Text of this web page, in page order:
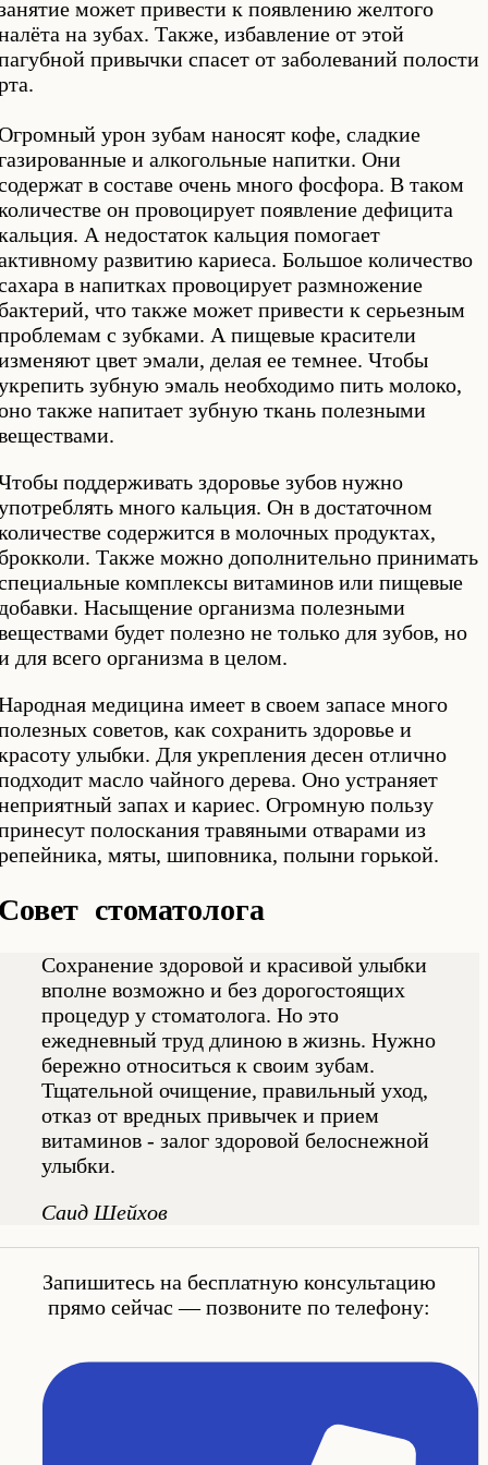
может привести к появлению желтого
на зубах. Также, избавление от этой
привычки спасет от заболеваний полости
урон зубам наносят кофе, сладкие
и алкогольные напитки. Они
в составе очень много фосфора. В таком
он провоцирует появление дефицита
А недостаток кальция помогает
развитию кариеса. Большое количество
в напитках провоцирует размножение
что также может привести к серьезным
с зубками. А пищевые красители
цвет эмали, делая ее темнее. Чтобы
зубную эмаль необходимо пить молоко,
также напитает зубную ткань полезными
поддерживать здоровье зубов нужно
много кальция. Он в достаточном
содержится в молочных продуктах,
Также можно дополнительно принимать
комплексы витаминов или пищевые
Насыщение организма полезными
будет полезно не только для зубов, но
для всего организма в целом.
медицина имеет в своем запасе много
советов, как сохранить здоровье и
улыбки. Для укрепления десен отлично
масло чайного дерева. Оно устраняет
запах и кариес. Огромную пользу
полоскания травяными отварами из
мяты, шиповника, полыни горькой.
стоматолога
Сохранение здоровой и красивой улыбки
вполне возможно и без дорогостоящих
процедур у стоматолога. Но это
ежедневный труд длиною в жизнь. Нужно
бережно относиться к своим зубам.
Тщательной очищение, правильный уход,
отказ от вредных привычек и прием
витаминов - залог здоровой белоснежной
улыбки.
Саид Шейхов
Запишитесь на бесплатную консультацию
прямо сейчас — позвоните по телефону: